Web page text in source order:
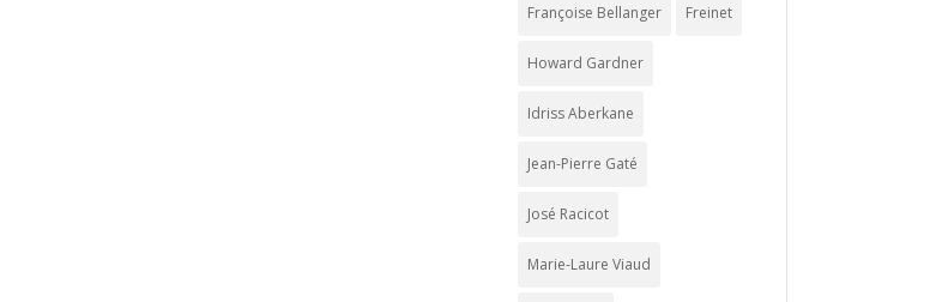
Françoise Bellanger Freinet
Howard Gardner
Idriss Aberkane
Jean-Pierre Gaté
José Racicot
Marie-Laure Viaud